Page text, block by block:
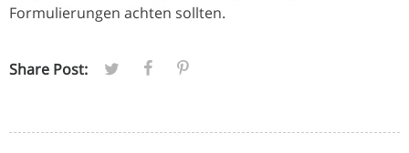
Formulierungen achten sollten.
Share Post: